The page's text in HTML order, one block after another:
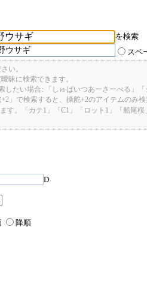
ウサギ
を検索
たキーワードのいずれかを含む スペ
い。
昧に検索できます。
したい場合: 「しゅばいつあーさーべる」
」で検索すると、操舵+2のアイテムのみ
す。「カテ1」「C1」「ロット1」「船尾
D
降順